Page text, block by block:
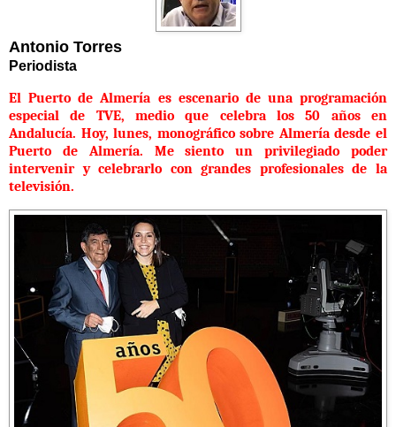
Antonio Torres
Periodista
El Puerto de Almería es escenario de una programación
especial de TVE, medio que celebra los 50 años en
Andalucía. Hoy, lunes, monográfico sobre Almería desde el
Puerto de Almería. Me siento un privilegiado poder
intervenir y celebrarlo con grandes profesionales de la
televisión.